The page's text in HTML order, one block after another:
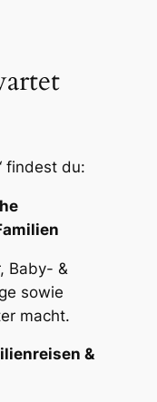
findest du:
Baby- &
sowie
macht.
&